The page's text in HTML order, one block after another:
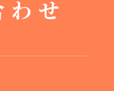
わせ